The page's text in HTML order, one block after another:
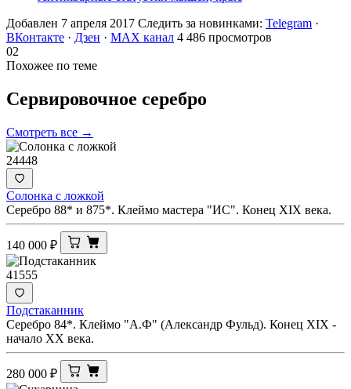
Добавлен 7 апреля 2017 Следить за новинками: Telegram ·
ВКонтакте · Дзен · MAX канал 4 486 просмотров
02
Похожее по теме
Сервировочное серебро
Смотреть все →
24448
Солонка с ложкой
Серебро 88* и 875*. Клеймо мастера "ИС". Конец XIX века.
140 000 ₽
41555
Подстаканник
Серебро 84*. Клеймо "А.Ф" (Александр Фульд). Конец XIX -
начало ХХ века.
280 000 ₽